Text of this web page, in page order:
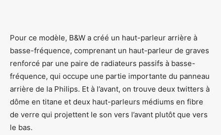
Pour ce modèle, B&W a créé un haut-parleur arrière à
basse-fréquence, comprenant un haut-parleur de graves
renforcé par une paire de radiateurs passifs à basse-
fréquence, qui occupe une partie importante du panneau
arrière de la Philips. Et à l’avant, on trouve deux twitters à
dôme en titane et deux haut-parleurs médiums en fibre
de verre qui projettent le son vers l’avant plutôt que vers
le bas.